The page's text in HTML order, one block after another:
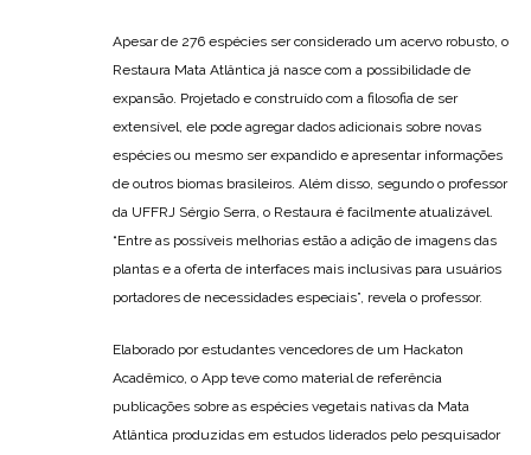
Apesar de 276 espécies ser considerado um acervo robusto, o
Restaura Mata Atlântica já nasce com a possibilidade de
expansão. Projetado e construído com a filosofia de ser
extensível, ele pode agregar dados adicionais sobre novas
espécies ou mesmo ser expandido e apresentar informações
de outros biomas brasileiros. Além disso, segundo o professor
da UFFRJ Sérgio Serra, o Restaura é facilmente atualizável.
“Entre as possíveis melhorias estão a adição de imagens das
plantas e a oferta de interfaces mais inclusivas para usuários
portadores de necessidades especiais”, revela o professor.
Elaborado por estudantes vencedores de um Hackaton
Acadêmico, o App teve como material de referência
publicações sobre as espécies vegetais nativas da Mata
Atlântica produzidas em estudos liderados pelo pesquisador